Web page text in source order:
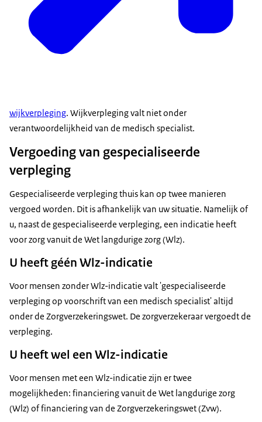
wijkverpleging. Wijkverpleging valt niet onder
verantwoordelijkheid van de medisch specialist.
Vergoeding van gespecialiseerde
verpleging
Gespecialiseerde verpleging thuis kan op twee manieren
vergoed worden. Dit is afhankelijk van uw situatie. Namelijk of
u, naast de gespecialiseerde verpleging, een indicatie heeft
voor zorg vanuit de Wet langdurige zorg (Wlz).
U heeft géén Wlz-indicatie
Voor mensen zonder Wlz-indicatie valt 'gespecialiseerde
verpleging op voorschrift van een medisch specialist' altijd
onder de Zorgverzekeringswet. De zorgverzekeraar vergoedt de
verpleging.
U heeft wel een Wlz-indicatie
Voor mensen met een Wlz-indicatie zijn er twee
mogelijkheden: financiering vanuit de Wet langdurige zorg
(Wlz) of financiering van de Zorgverzekeringswet (Zvw).